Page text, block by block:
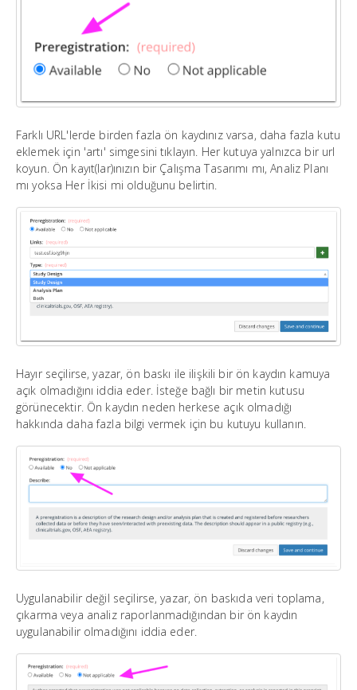
Farklı URL'lerde birden fazla ön kaydınız varsa, daha fazla kutu
eklemek için 'artı' simgesini tıklayın. Her kutuya yalnızca bir url
koyun. Ön kayıt(lar)ınızın bir Çalışma Tasarımı mı, Analiz Planı
mı yoksa Her İkisi mi olduğunu belirtin.
Hayır seçilirse, yazar, ön baskı ile ilişkili bir ön kaydın kamuya
açık olmadığını iddia eder. İsteğe bağlı bir metin kutusu
görünecektir. Ön kaydın neden herkese açık olmadığı
hakkında daha fazla bilgi vermek için bu kutuyu kullanın.
Uygulanabilir değil seçilirse, yazar, ön baskıda veri toplama,
çıkarma veya analiz raporlanmadığından bir ön kaydın
uygulanabilir olmadığını iddia eder.